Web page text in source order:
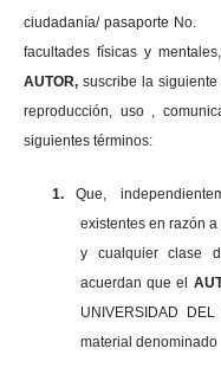
ciudadanía/
facultades físicas y
AUTOR,suscribe la
reproducción, uso ,
siguientes términos:
1.
Que,
existentes en razón
y cualquier clase
acuerdan que el
UNIVERSIDAD
material